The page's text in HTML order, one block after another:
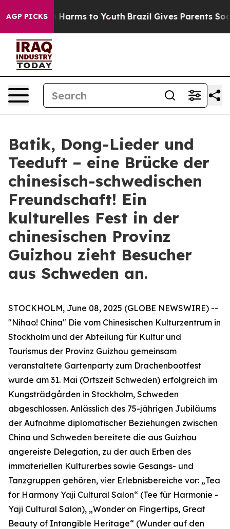
AGP PICKS
to Abate Harms to Youth Brazil Gives Parents
Batik, Dong-Lieder und
Teeduft – eine Brücke der
chinesisch-schwedischen
Freundschaft! Ein
kulturelles Fest in der
chinesischen Provinz
Guizhou zieht Besucher
aus Schweden an.
STOCKHOLM, June 08, 2025 (GLOBE NEWSWIRE) --
"Nihao! China" Die vom Chinesischen Kulturzentrum in
Stockholm und der Abteilung für Kultur und
Tourismus der Provinz Guizhou gemeinsam
veranstaltete Gartenparty zum Drachenbootfest
wurde am 31. Mai (Ortszeit Schweden) erfolgreich im
Kungsträdgården in Stockholm, Schweden
abgeschlossen. Anlässlich des 75-jährigen Jubiläums
der Aufnahme diplomatischer Beziehungen zwischen
China und Schweden bereitete die aus Guizhou
angereiste Delegation, zu der auch Erben des
immateriellen Kulturerbes sowie Gesangs- und
Tanzgruppen gehören, vier Erlebnisbereiche vor: „Tea
for Harmony Yaji Cultural Salon“ (Tee für Harmonie -
Yaji Cultural Salon), „Wonder on Fingertips, Great
Beauty of Intangible Heritage“ (Wunder auf den